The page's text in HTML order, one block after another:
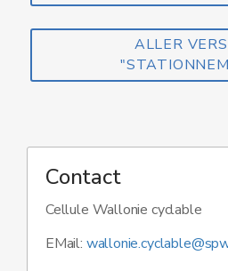
ALLER
Contact
Cellule Wallonie cyclable
EMail: